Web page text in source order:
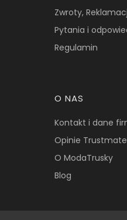
Zwroty,
Pytania i
Regulamin
O NAS
Kontakt i dane
Opinie Trustmate
O ModaTrusky
Blog